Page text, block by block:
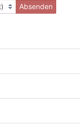
Absenden